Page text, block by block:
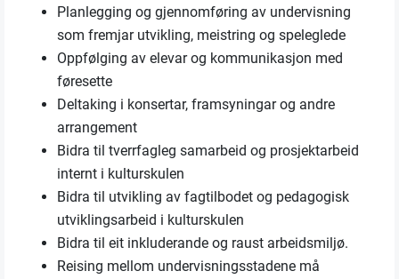
Planlegging og gjennomføring av undervisning
som fremjar utvikling, meistring og speleglede
Oppfølging av elevar og kommunikasjon med
føresette
Deltaking i konsertar, framsyningar og andre
arrangement
Bidra til tverrfagleg samarbeid og prosjektarbeid
internt i kulturskulen
Bidra til utvikling av fagtilbodet og pedagogisk
utviklingsarbeid i kulturskulen
Bidra til eit inkluderande og raust arbeidsmiljø.
Reising mellom undervisningsstadene må